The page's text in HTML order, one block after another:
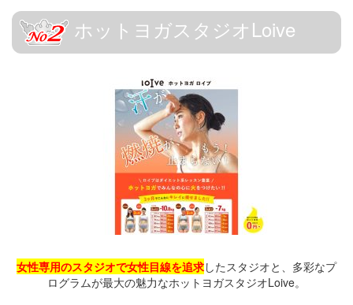
ホットヨガスタジオLoive
女性専用のスタジオで女性目線を追求したスタジオと、多彩なプ
ログラムが最大の魅力なホットヨガスタジオLoive。